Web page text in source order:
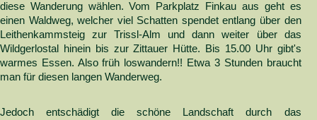
diese Wanderung wählen. Vom Parkplatz Finkau aus geht es
einen Waldweg, welcher viel Schatten spendet entlang über den
Leithenkammsteig zur Trissl-Alm und dann weiter über das
Wildgerlostal hinein bis zur Zittauer Hütte. Bis 15.00 Uhr gibt's
warmes Essen. Also früh loswandern!! Etwa 3 Stunden braucht
man für diesen langen Wanderweg.
Jedoch entschädigt die schöne Landschaft durch das